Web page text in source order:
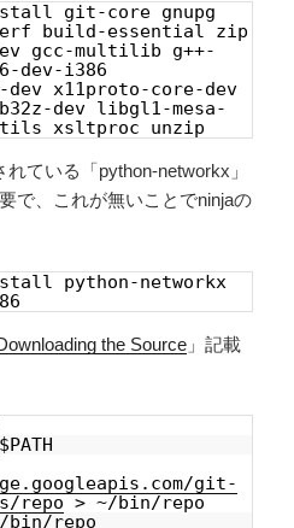
git-core gnupg
build-essential zip
gcc-multilib g++-
dev-i386
dev x11proto-core-dev
dev libgl1-mesa-
xsltproc unzip
ている「python-networkx」
で、これが無いことでninjaの
python-networkx
the Source 」記載
git-
repo > ~/bin/repo
bin/repo